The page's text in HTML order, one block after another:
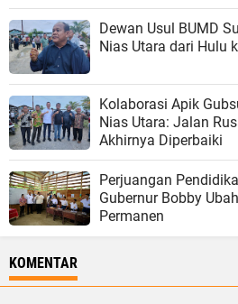
Dewan Usul BUMD
Nias Utara dari Hulu
Kolaborasi Apik
Nias Utara: Jalan
Akhirnya Diperbaiki
Perjuangan
Gubernur Bobby
Permanen
KOMENTAR